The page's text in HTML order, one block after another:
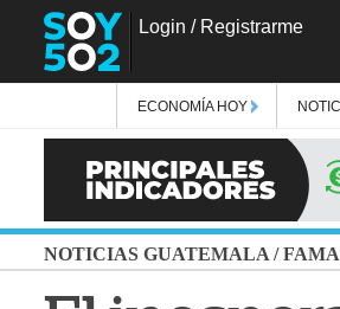
Login / Registrarme
ECONOMÍA HOY
NOTICIAS GUATEMALA /FAMA